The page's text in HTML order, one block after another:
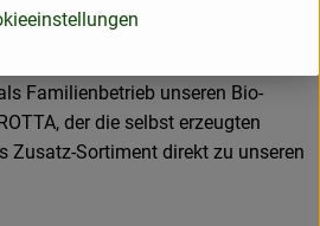
Familienbetrieb unseren Bio-
der die selbst erzeugten
Zusatz-Sortiment direkt zu unseren